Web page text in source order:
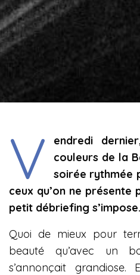
V
endredi
couleurs de la
soirée rythmée
ceux qu’on ne présente
petit débriefing s’impose.
Quoi de mieux pour
beauté qu’avec un
s’annonçait